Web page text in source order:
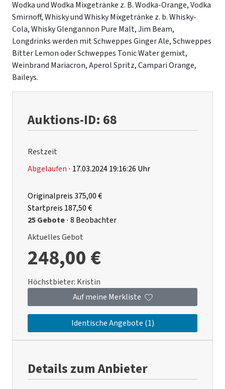
Wodka und Wodka Mixgetränke z. B. Wodka-Orange, Vodka
Smirnoff, Whisky und Whisky Mixgetränke z. b. Whisky-
Cola, Whisky Glengannon Pure Malt, Jim Beam,
Longdrinks werden mit Schweppes Ginger Ale, Schweppes
Bitter Lemon oder Schweppes Tonic Water gemixt,
Weinbrand Mariacron, Aperol Spritz, Campari Orange,
Baileys.
Auktions-ID: 68
Restzeit
Abgelaufen · 17.03.2024 19:16:26 Uhr
Originalpreis375,00 €
Startpreis 187,50 €
25 Gebote· 8 Beobachter
Aktuelles Gebot
248,00 €
Höchstbieter: Kristin
Auf meine Merkliste
Identische Angebote (1)
Details zum Anbieter